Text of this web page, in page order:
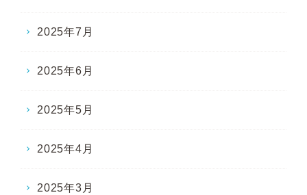
2025年7月
2025年6月
2025年5月
2025年4月
2025年3月